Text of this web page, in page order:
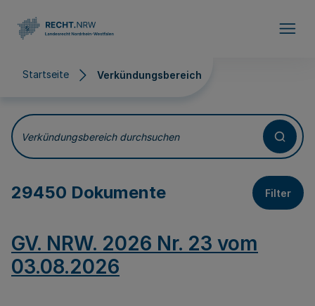
Startseite Verkündungsbereich
Verkündungsbereich
Verkündungsbereich durchsuchen
29450 Dokumente Filter
GV. NRW. 2026 Nr. 23 vom
03.08.2026